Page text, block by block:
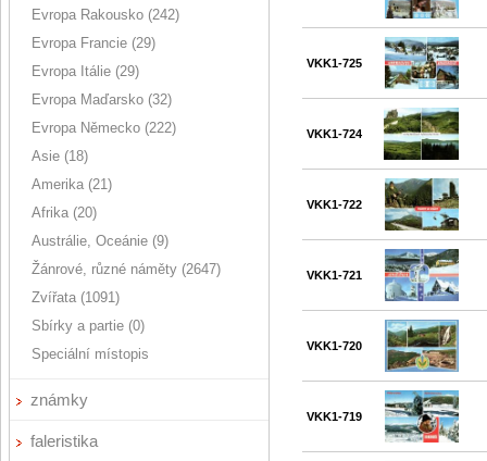
Evropa Rakousko (242)
Evropa Francie (29)
Evropa Itálie (29)
Evropa Maďarsko (32)
Evropa Německo (222)
Asie (18)
Amerika (21)
Afrika (20)
Austrálie, Oceánie (9)
Žánrové, různé náměty (2647)
Zvířata (1091)
Sbírky a partie (0)
Speciální místopis
známky
faleristika
VKK1-725
VKK1-724
VKK1-722
VKK1-721
VKK1-720
VKK1-719